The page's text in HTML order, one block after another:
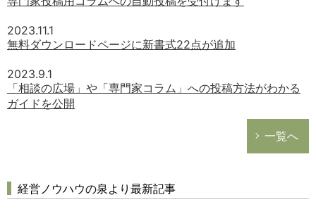
2023.11.1
無料ダウンロードページに新書式22点が追加
2023.9.1
「相談の広場」や「専門家コラム」への投稿方法がわかる
ガイドを公開
一覧へ
経営ノウハウの泉より最新記事